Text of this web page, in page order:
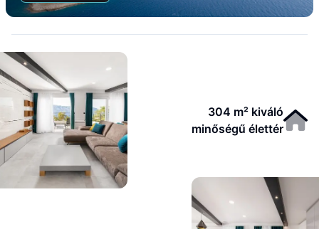
304 m² kiváló
minőségű élettér